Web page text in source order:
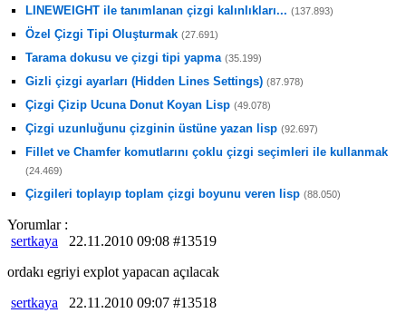
LINEWEIGHT ile tanımlanan çizgi kalınlıkları... (137.893)
Özel Çizgi Tipi Oluşturmak (27.691)
Tarama dokusu ve çizgi tipi yapma (35.199)
Gizli çizgi ayarları (Hidden Lines Settings) (87.978)
Çizgi Çizip Ucuna Donut Koyan Lisp (49.078)
Çizgi uzunluğunu çizginin üstüne yazan lisp (92.697)
Fillet ve Chamfer komutlarını çoklu çizgi seçimleri ile kullanmak
(24.469)
Çizgileri toplayıp toplam çizgi boyunu veren lisp (88.050)
Yorumlar :
sertkaya 22.11.2010 09:08 #13519
ordakı egriyi explot yapacan açılacak
sertkaya 22.11.2010 09:07 #13518